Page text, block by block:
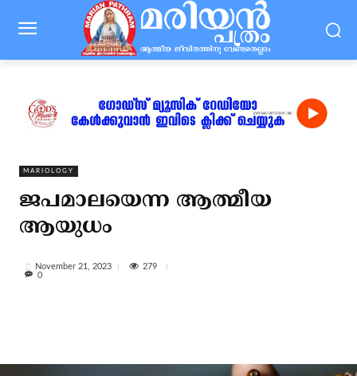
MARIOLOGY
ജപമാലയെന്ന ആത്മീയ
ആയുധം
November 21, 2023
279
0